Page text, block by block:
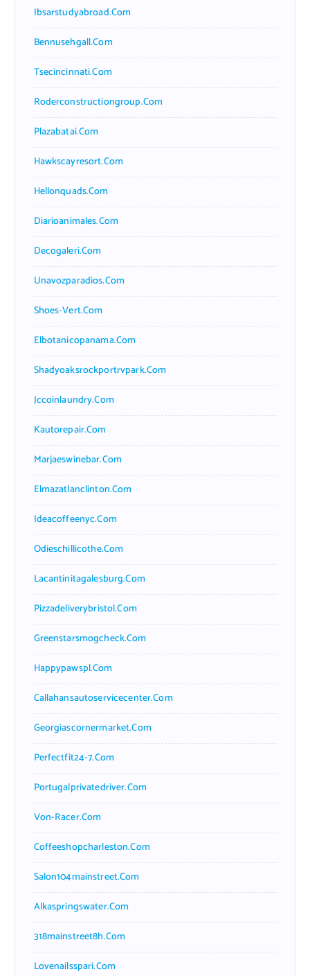
Ibsarstudyabroad.com
Bennusehgall.com
Tsecincinnati.com
Roderconstructiongroup.com
Plazabatai.com
Hawkscayresort.com
Hellonquads.com
Diarioanimales.com
Decogaleri.com
Unavozparadios.com
Shoes-Vert.com
Elbotanicopanama.com
Shadyoaksrockportrvpark.com
Jccoinlaundry.com
Kautorepair.com
Marjaeswinebar.com
Elmazatlanclinton.com
Ideacoffeenyc.com
Odieschillicothe.com
Lacantinitagalesburg.com
Pizzadeliverybristol.com
Greenstarsmogcheck.com
Happypawspl.com
Callahansautoservicecenter.com
Georgiascornermarket.com
Perfectfit24-7.com
Portugalprivatedriver.com
Von-Racer.com
Coffeeshopcharleston.com
Salon104mainstreet.com
Alkaspringswater.com
318mainstreet8h.com
Lovenailsspari.com